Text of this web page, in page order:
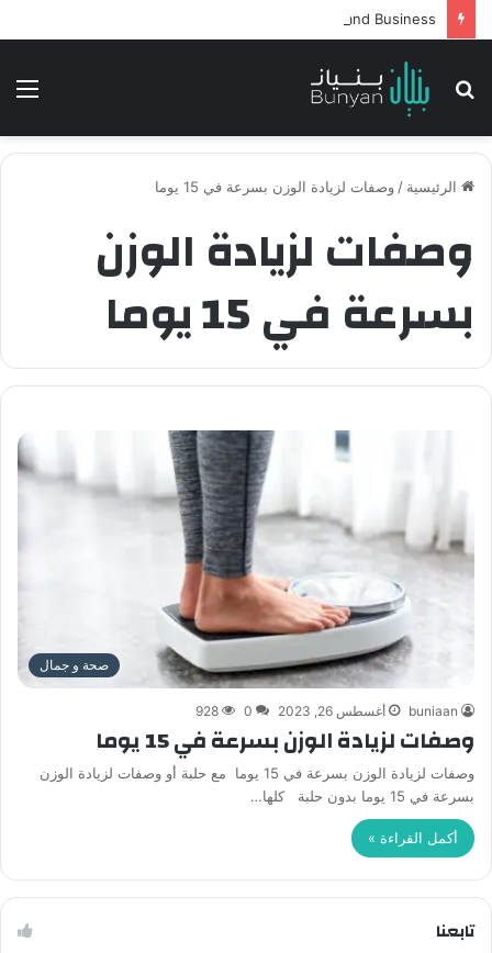
بحث
الرئيسية / وصفات لزيادة الوزن بسرعة في 15 يوما
وصفات لزيادة الوزن
بسرعة في 15 يوما
صحة و جمال
buniaan أغسطس 26, 2023 0
928
وصفات لزيادة الوزن بسرعة في 15 يوما
وصفات لزيادة الوزن بسرعة في 15 يوما مع حلبة أو وصفات لزيادة الوزن
بسرعة في 15 يوما بدون حلبة كلها…
أكمل القراءة »
تابعنا